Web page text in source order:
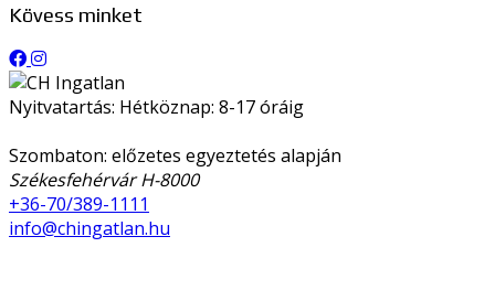
Kövess minket
Nyitvatartás: Hétköznap: 8-17 óráig
Szombaton: előzetes egyeztetés alapján
Székesfehérvár H-8000
+36-70/389-1111
info@chingatlan.hu